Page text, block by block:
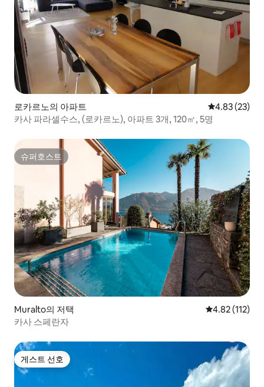
로카르노의 아파트 평점 4.83점(5
4.83 (23)
카사 파라셀수스, (로카르노), 아파트 3개, 120㎡, 5명
슈퍼호스트
슈퍼호스트
Muralto의 저택 평점 4.82점(5
4.82 (112)
카사 스페란자
게스트 선호
게스트 선호